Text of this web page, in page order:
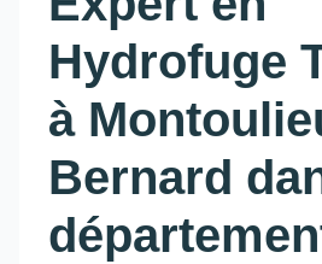
Hydrofuge
à
Bernard